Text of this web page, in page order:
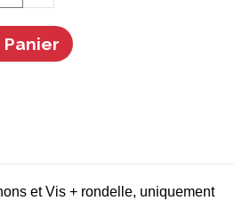
et Vis + rondelle, uniquement